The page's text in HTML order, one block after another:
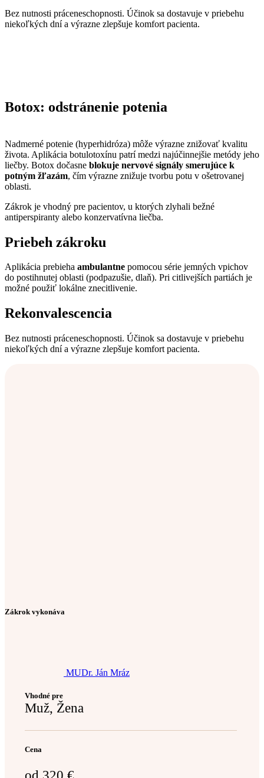
Bez nutnosti práceneschopnosti. Účinok sa dostavuje v priebehu
niekoľkých dní a výrazne zlepšuje komfort pacienta.
Botox: odstránenie potenia
Nadmerné potenie (hyperhidróza) môže výrazne znižovať kvalitu
života. Aplikácia botulotoxínu patrí medzi najúčinnejšie metódy jeho
liečby. Botox dočasne blokuje nervové signály smerujúce k
potným žľazám, čím výrazne znižuje tvorbu potu v ošetrovanej
oblasti.
Zákrok je vhodný pre pacientov, u ktorých zlyhali bežné
antiperspiranty alebo konzervatívna liečba.
Priebeh zákroku
Aplikácia prebieha ambulantne pomocou série jemných vpichov
do postihnutej oblasti (podpazušie, dlaň). Pri citlivejších partiách je
možné použiť lokálne znecitlivenie.
Rekonvalescencia
Bez nutnosti práceneschopnosti. Účinok sa dostavuje v priebehu
niekoľkých dní a výrazne zlepšuje komfort pacienta.
Zákrok vykonáva
MUDr. Ján Mráz
Vhodné pre
Muž, Žena
Cena